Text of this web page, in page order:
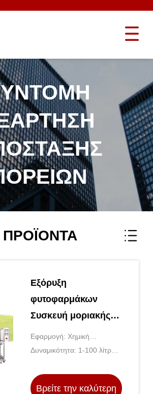
Εξόρυξη
φυτοφαρμάκων
Συσκευή μοριακής
απόσταξης
Καθαρισμός
Εφαρμογή: Χημική
βιομηχανία, Φαρμακευτική
Δυναμικότητα: 1-100 λίτρα/
Βρείτε την καλύτερη